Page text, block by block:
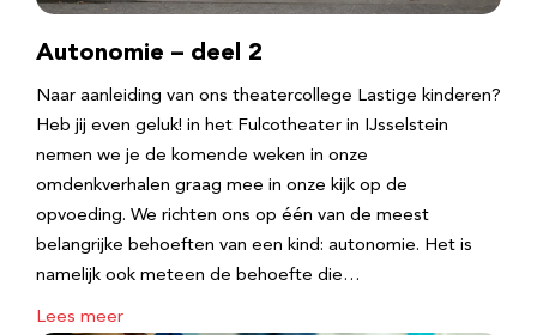
Autonomie – deel 2
Naar aanleiding van ons theatercollege Lastige kinderen?
Heb jij even geluk! in het Fulcotheater in IJsselstein
nemen we je de komende weken in onze
omdenkverhalen graag mee in onze kijk op de
opvoeding. We richten ons op één van de meest
belangrijke behoeften van een kind: autonomie. Het is
namelijk ook meteen de behoefte die…
Lees meer